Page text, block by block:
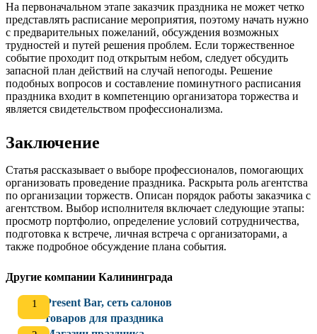
На первоначальном этапе заказчик праздника не может четко
представлять расписание мероприятия, поэтому начать нужно
с предварительных пожеланий, обсуждения возможных
трудностей и путей решения проблем. Если торжественное
событие проходит под открытым небом, следует обсудить
запасной план действий на случай непогоды. Решение
подобных вопросов и составление поминутного расписания
праздника входит в компетенцию организатора торжества и
является свидетельством профессионализма.
Заключение
Статья рассказывает о выборе профессионалов, помогающих
организовать проведение праздника. Раскрыта роль агентства
по организации торжеств. Описан порядок работы заказчика с
агентством. Выбор исполнителя включает следующие этапы:
просмотр портфолио, определение условий сотрудничества,
подготовка к встрече, личная встреча с организаторами, а
также подробное обсуждение плана события.
Другие компании Калининграда
Present Bar, сеть салонов
товаров для праздника